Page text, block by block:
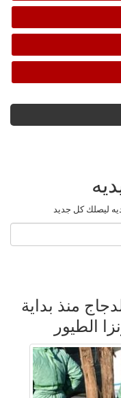
ليصلك كل جديد
منذ بداية
الطيور